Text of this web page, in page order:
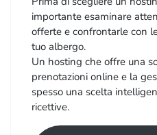
importante esaminare
offerte e confrontarle con
tuo albergo.
Un hosting che offre una
prenotazioni online e la
spesso una scelta
ricettive.